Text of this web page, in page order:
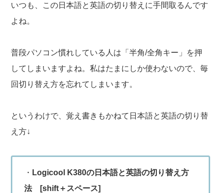
いつも、この日本語と英語の切り替えに手間取るんです
よね。
普段パソコン慣れしている人は「半角/全角キー」を押
してしまいますよね。私はたまにしか使わないので、毎
回切り替え方を忘れてしまいます。
というわけで、覚え書きもかねて日本語と英語の切り替
え方↓
・ Logicool K380の日本語と英語の切り替え方
法 [shift＋スペース]